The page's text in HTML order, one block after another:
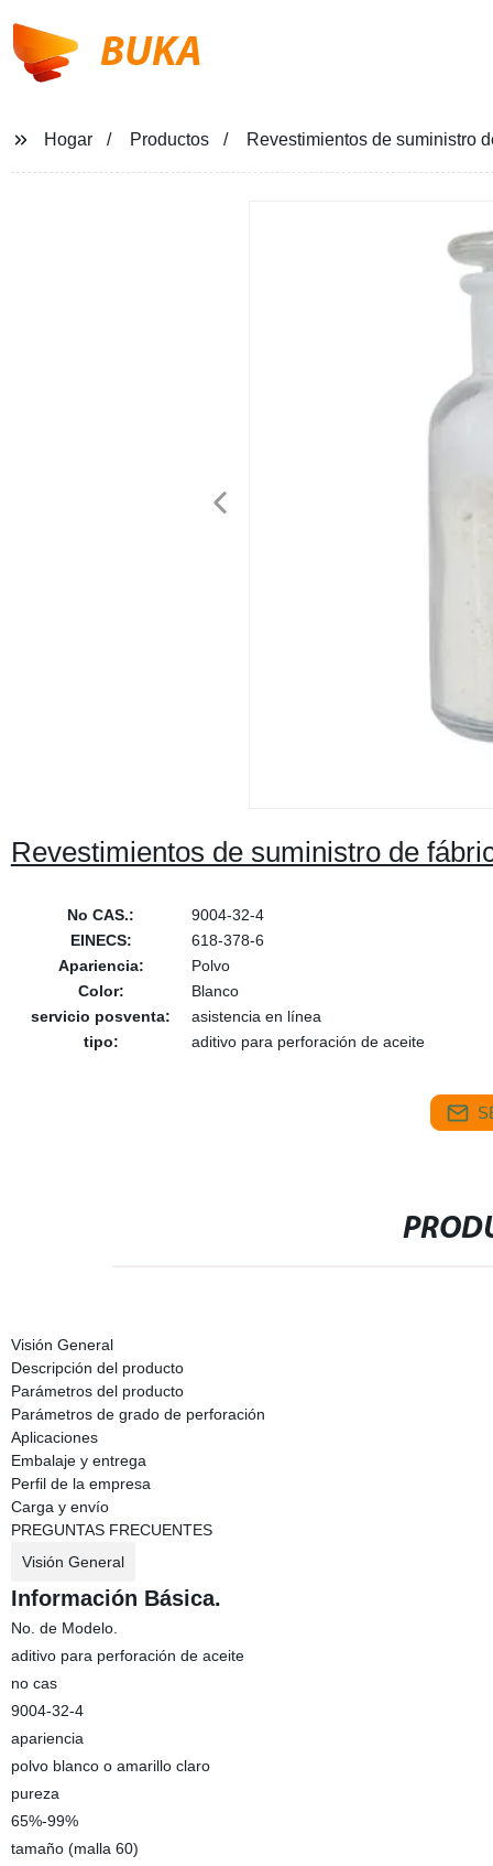
BUKA
Hogar Productos Revestimientos de suministro
Revestimientos de suministro de
No CAS.:
9004-32-4
EINECS:
618-378-6
Apariencia:
Polvo
Color:
Blanco
servicio posventa:
asistencia en línea
tipo:
aditivo para perforación de aceite
Visión General
Descripción del producto
Parámetros del producto
Parámetros de grado de perforación
Aplicaciones
Embalaje y entrega
Perfil de la empresa
Carga y envío
PREGUNTAS FRECUENTES
Visión General
Información Básica.
No. de Modelo.
aditivo para perforación de aceite
no cas
9004-32-4
apariencia
polvo blanco o amarillo claro
pureza
65%-99%
tamaño (malla 60)